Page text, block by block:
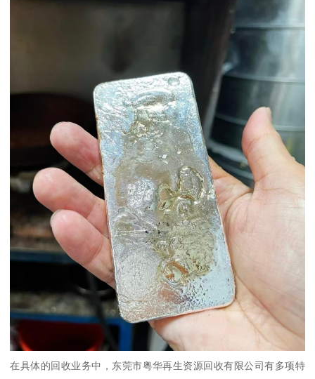
在具体的回收业务中，东莞市粤华再生资源回收有限公司有多项特